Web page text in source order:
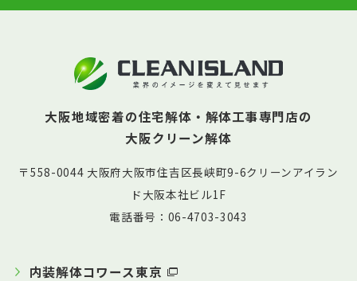
大阪地域密着の住宅解体・解体工事専門店の
大阪クリーン解体
〒558-0044 大阪府大阪市住吉区長峡町9-6クリーンアイラン
ド大阪本社ビル1F
電話番号：06-4703-3043
内装解体コワース東京